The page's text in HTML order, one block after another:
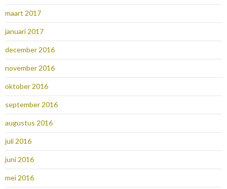
maart 2017
januari 2017
december 2016
november 2016
oktober 2016
september 2016
augustus 2016
juli 2016
juni 2016
mei 2016